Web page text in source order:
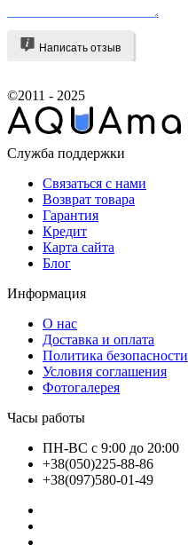
Написать отзыв
©2011 - 2025
Служба поддержки
Связаться с нами
Возврат товара
Гарантия
Кредит
Карта сайта
Блог
Информация
О нас
Доставка и оплата
Политика безопасности
Условия соглашения
Фотогалерея
Часы работы
ПН-ВС с 9:00 до 20:00
+38(050)225-88-86
+38(097)580-01-49